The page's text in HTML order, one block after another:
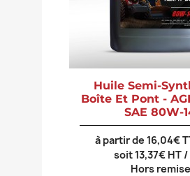
Huile Semi-
Boîte Et Pont -
SAE 80W-
à partir de 16,04€
soit 13,37€ HT
Hors